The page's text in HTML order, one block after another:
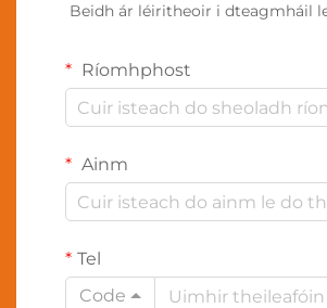
Beidh ár léiritheoir i dteagmháil
Ríomhphost
Ainm
Tel
Code